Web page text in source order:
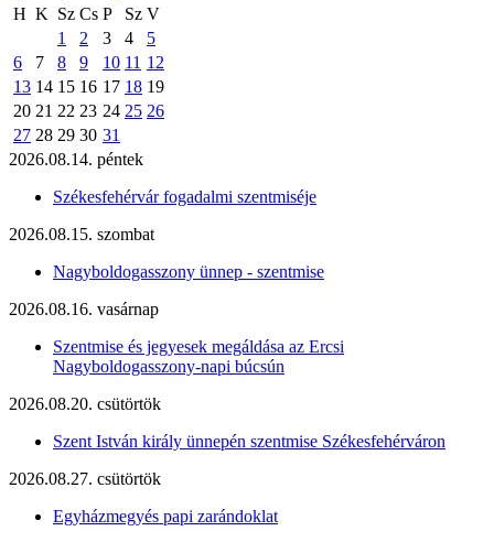
H K Sz Cs P Sz V
1
2 3 4
5
6
7 8 9 10 11 12
13 14 15 16 17 18 19
20 21 22 23 24 25 26
27 28 29 30 31
2026.08.14. péntek
Székesfehérvár fogadalmi szentmiséje
2026.08.15. szombat
Nagyboldogasszony ünnep - szentmise
2026.08.16. vasárnap
Szentmise és jegyesek megáldása az Ercsi
Nagyboldogasszony-napi búcsún
2026.08.20. csütörtök
Szent István király ünnepén szentmise Székesfehérváron
2026.08.27. csütörtök
Egyházmegyés papi zarándoklat